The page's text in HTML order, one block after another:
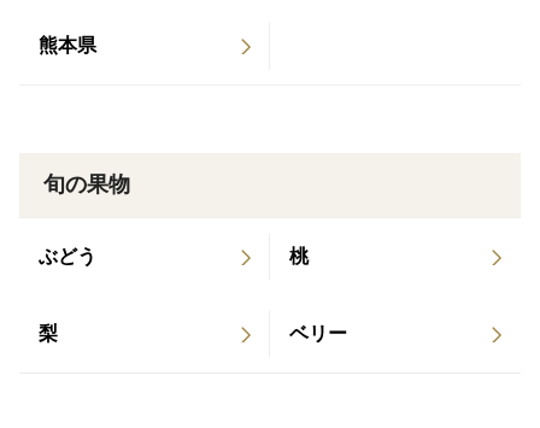
熊本県
旬の果物
ぶどう 桃
梨 ベリー